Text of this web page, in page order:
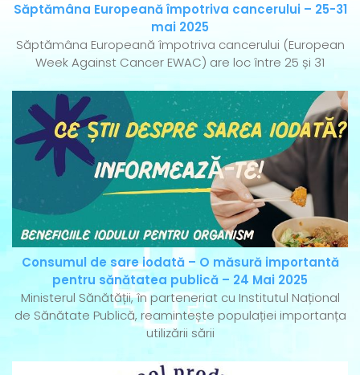
Săptămâna Europeană împotriva cancerului – 25-31
mai 2025
Săptămâna Europeană împotriva cancerului (European
Week Against Cancer EWAC) are loc între 25 și 31
Consumul de sare iodată – O măsură importantă
pentru sănătatea publică – 24 Mai 2025
Ministerul Sănătății, în parteneriat cu Institutul Național
de Sănătate Publică, reamintește populației importanța
utilizării sării